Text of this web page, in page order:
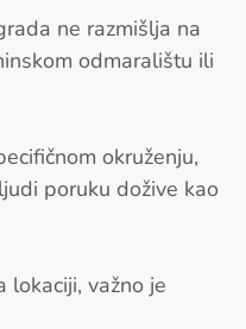
ne razmišlja na
odmaralištu ili
okruženju,
poruku dožive kao
lokaciji, važno je